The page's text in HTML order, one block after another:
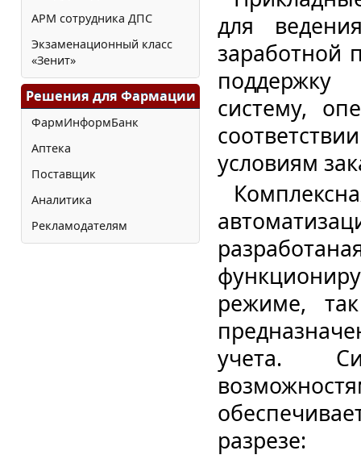
АРМ сотрудника ДПС
Экзаменационный класс
«Зенит»
Решения для Фармации
ФармИнформБанк
Аптека
Поставщик
Аналитика
Рекламодателям
для
заработной
поддержку
систему,
условиям
режиме,
учета.
разрезе: